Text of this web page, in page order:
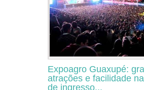
Expoagro Guaxupé:
atrações e facilidade
de ingresso...